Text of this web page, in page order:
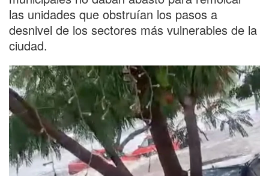
las unidades que obstruían los pasos a
desnivel de los sectores más vulnerables de la
ciudad.